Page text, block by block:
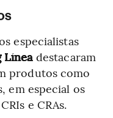
especialistas
Línea destacaram
produtos como
em especial os
e CRAs.